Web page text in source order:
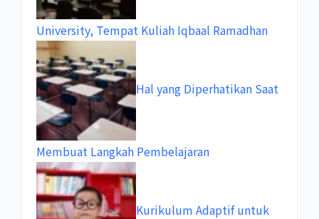
University, Tempat Kuliah Iqbaal Ramadhan
Hal yang Diperhatikan Saat
Membuat Langkah Pembelajaran
Kurikulum Adaptif untuk